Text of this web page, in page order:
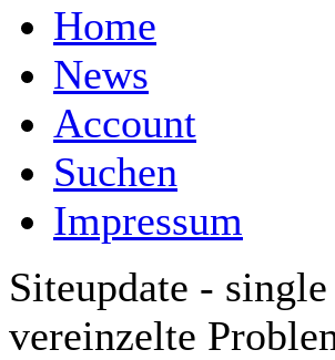
Home
News
Account
Suchen
Impressum
Siteupdate -
vereinzelte